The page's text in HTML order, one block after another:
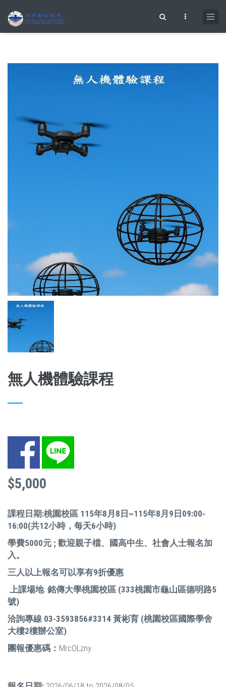
無人機體驗課程
Facebook LINE
$5,000
課程日期:桃園校區 115年8月8日~115年8月9日09:00-
16:00(共12小時，每天6小時)
學費5000元 ; 歡迎親子檔、國高中生、社會人士報名加
入。
三人以上報名可以享有9折優惠
上課場地: 銘傳大學桃園校區 (333桃園市龜山區德明路5
號)
洽詢專線 03-3593856#3314 黃彬育 (桃園校區國際學舍
大樓2樓辦公室)
團報優惠碼： MrcOLzny